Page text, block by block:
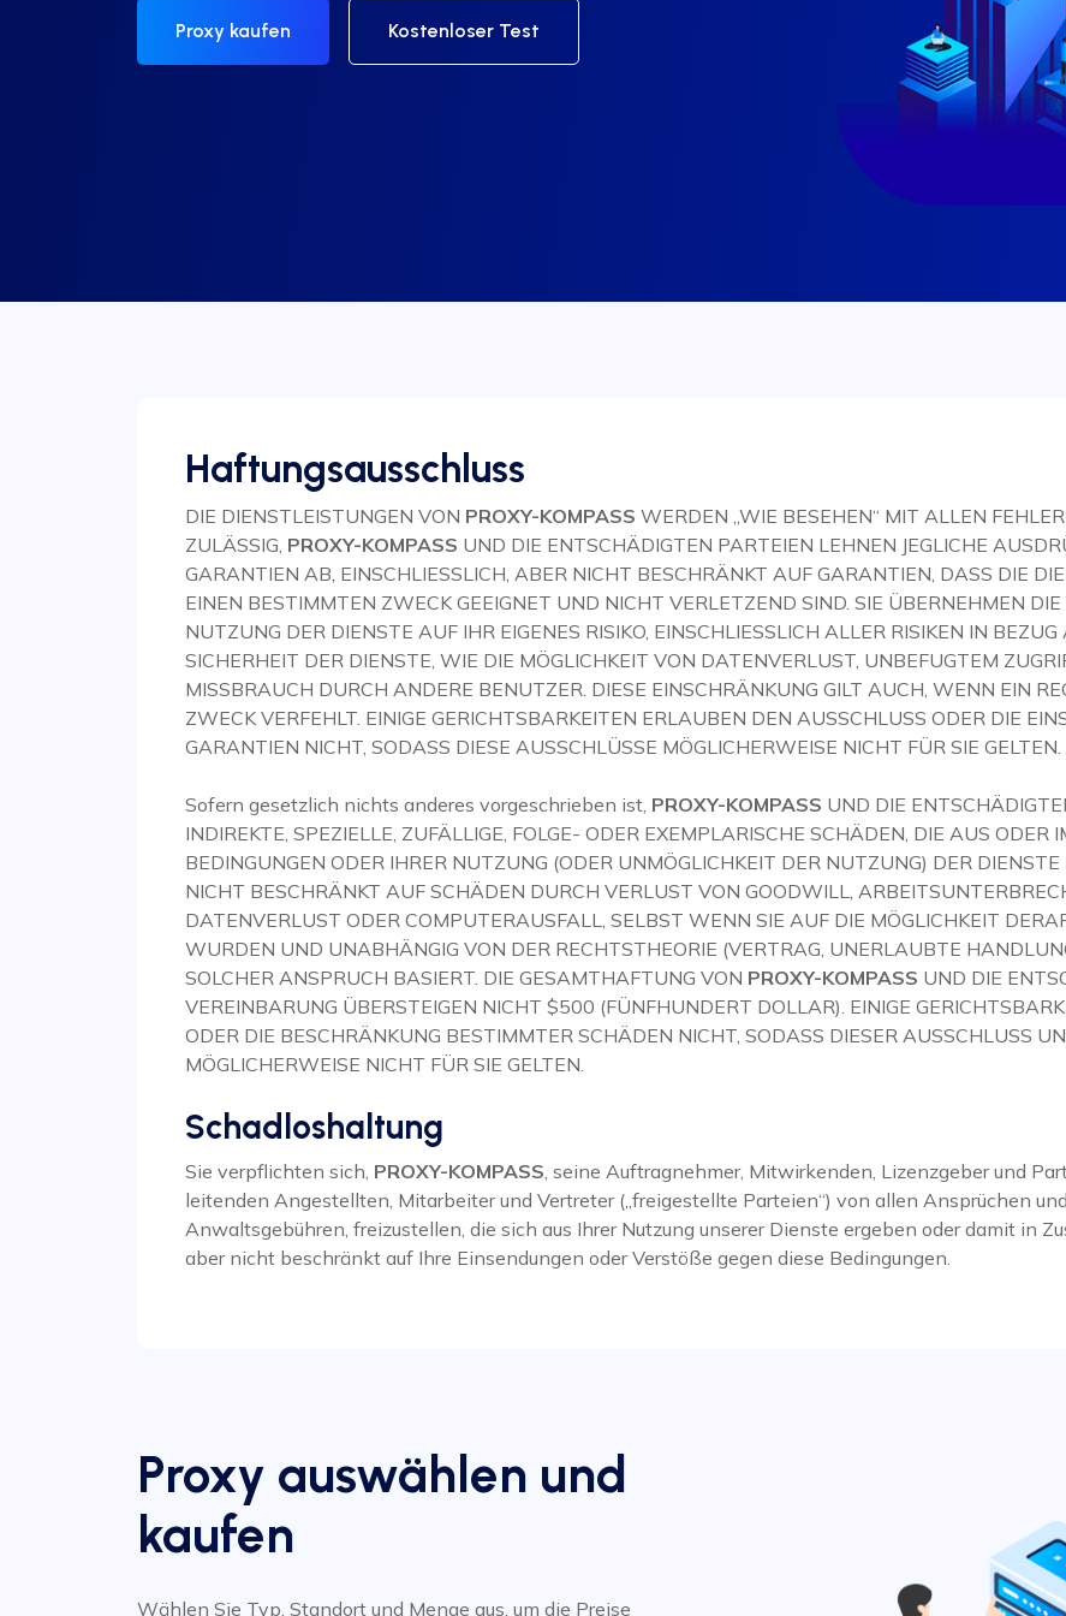
Proxy kaufen Kostenloser Test
Haftungsausschluss
DIE DIENSTLEISTUNGEN VON PROXY-KOMPASS WERDEN „WIE BESEHEN“ MIT ALLEN
ZULÄSSIG, PROXY-KOMPASS UND DIE ENTSCHÄDIGTEN PARTEIEN LEHNEN JEGLICHE
GARANTIEN AB, EINSCHLIESSLICH, ABER NICHT BESCHRÄNKT AUF GARANTIEN, DASS DIE
EINEN BESTIMMTEN ZWECK GEEIGNET UND NICHT VERLETZEND SIND. SIE ÜBERNEHMEN
NUTZUNG DER DIENSTE AUF IHR EIGENES RISIKO, EINSCHLIESSLICH ALLER RISIKEN IN
SICHERHEIT DER DIENSTE, WIE DIE MÖGLICHKEIT VON DATENVERLUST, UNBEFUGTEM
MISSBRAUCH DURCH ANDERE BENUTZER. DIESE EINSCHRÄNKUNG GILT AUCH, WENN EIN
ZWECK VERFEHLT. EINIGE GERICHTSBARKEITEN ERLAUBEN DEN AUSSCHLUSS ODER DIE
GARANTIEN NICHT, SODASS DIESE AUSSCHLÜSSE MÖGLICHERWEISE NICHT FÜR SIE GELTEN.
Sofern gesetzlich nichts anderes vorgeschrieben ist, PROXY-KOMPASS UND DIE
INDIREKTE, SPEZIELLE, ZUFÄLLIGE, FOLGE- ODER EXEMPLARISCHE SCHÄDEN, DIE AUS
BEDINGUNGEN ODER IHRER NUTZUNG (ODER UNMÖGLICHKEIT DER NUTZUNG) DER
NICHT BESCHRÄNKT AUF SCHÄDEN DURCH VERLUST VON GOODWILL,
DATENVERLUST ODER COMPUTERAUSFALL, SELBST WENN SIE AUF DIE MÖGLICHKEIT
WURDEN UND UNABHÄNGIG VON DER RECHTSTHEORIE (VERTRAG, UNERLAUBTE
SOLCHER ANSPRUCH BASIERT. DIE GESAMTHAFTUNG VON PROXY-KOMPASS UND DIE
VEREINBARUNG ÜBERSTEIGEN NICHT $500 (FÜNFHUNDERT DOLLAR). EINIGE
ODER DIE BESCHRÄNKUNG BESTIMMTER SCHÄDEN NICHT, SODASS DIESER AUSSCHLUSS
MÖGLICHERWEISE NICHT FÜR SIE GELTEN.
Schadloshaltung
Sie verpflichten sich, PROXY-KOMPASS, seine Auftragnehmer, Mitwirkenden, Lizenzgeber und
leitenden Angestellten, Mitarbeiter und Vertreter („freigestellte Parteien“) von allen Ansprüchen
Anwaltsgebühren, freizustellen, die sich aus Ihrer Nutzung unserer Dienste ergeben oder damit in
aber nicht beschränkt auf Ihre Einsendungen oder Verstöße gegen diese Bedingungen.
Proxy auswählen und
kaufen
Wählen Sie Typ, Standort und Menge aus, um die Preise